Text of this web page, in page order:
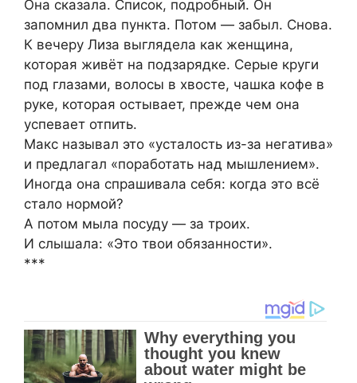
Она сказала. Список, подробный. Он
запомнил два пункта. Потом — забыл. Снова.
К вечеру Лиза выглядела как женщина,
которая живёт на подзарядке. Серые круги
под глазами, волосы в хвосте, чашка кофе в
руке, которая остывает, прежде чем она
успевает отпить.
Макс называл это «усталость из-за негатива»
и предлагал «поработать над мышлением».
Иногда она спрашивала себя: когда это всё
стало нормой?
А потом мыла посуду — за троих.
И слышала: «Это твои обязанности».
***